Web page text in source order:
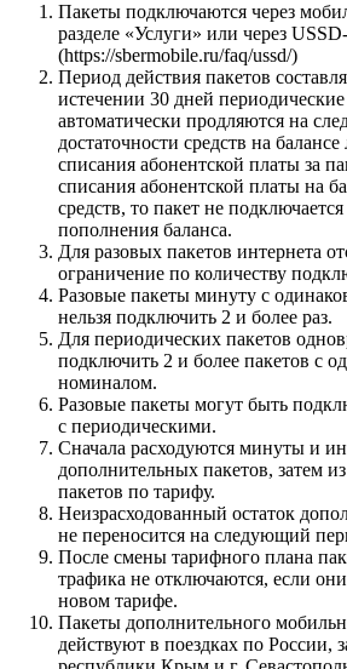
Пакеты подключаются через
разделе «Услуги» или через
(https://sbermobile.ru/faq/ussd/)
Период действия пакетов
истечении 30 дней
автоматически продляются на
достаточности средств на
списания абонентской платы за
списания абонентской платы на
средств, то пакет не
пополнения баланса.
Для разовых пакетов интернета
ограничение по количеству
Разовые пакеты минуту с
нельзя подключить 2 и более раз.
Для периодических пакетов
подключить 2 и более пакетов с
номиналом.
Разовые пакеты могут быть
с периодическими.
Сначала расходуются минуты и
дополнительных пакетов, затем
пакетов по тарифу.
Неизрасходованный остаток
не переносится на следующий
После смены тарифного плана
трафика не отключаются, если
новом тарифе.
Пакеты дополнительного
действуют в поездках по России,